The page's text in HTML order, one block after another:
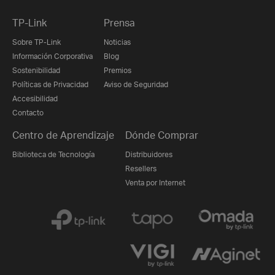
TP-Link
Sobre TP-Link
Información Corporativa
Sostenibilidad
Políticas de Privacidad
Accesibilidad
Contacto
Prensa
Noticias
Blog
Premios
Aviso de Seguridad
Centro de Aprendizaje
Biblioteca de Tecnología
Dónde Comprar
Distribuidores
Resellers
Venta por Internet